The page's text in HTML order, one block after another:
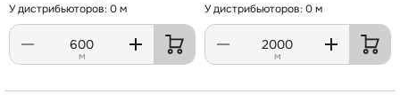
У дистрибьюторов: 0 м
м
У дистрибьюторов: 0 м
м